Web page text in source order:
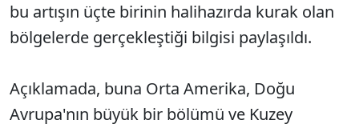
bu artışın üçte birinin halihazırda kurak olan
bölgelerde gerçekleştiği bilgisi paylaşıldı.
Açıklamada, buna Orta Amerika, Doğu
Avrupa'nın büyük bir bölümü ve Kuzey